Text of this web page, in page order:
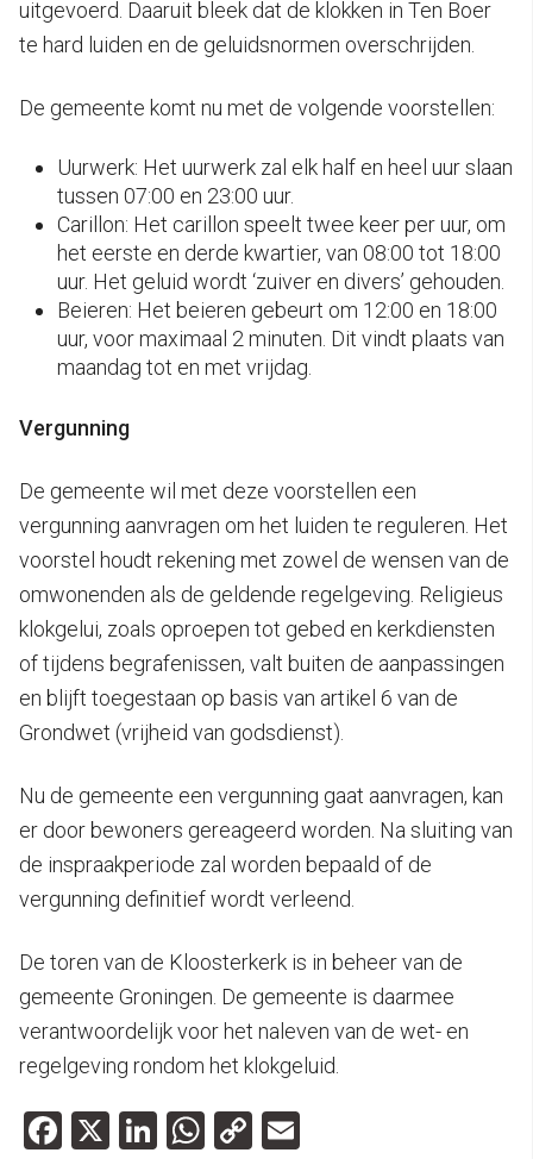
uitgevoerd. Daaruit bleek dat de klokken in Ten Boer
te hard luiden en de geluidsnormen overschrijden.
De gemeente komt nu met de volgende voorstellen:
Uurwerk: Het uurwerk zal elk half en heel uur slaan
tussen 07:00 en 23:00 uur.
Carillon: Het carillon speelt twee keer per uur, om
het eerste en derde kwartier, van 08:00 tot 18:00
uur. Het geluid wordt ‘zuiver en divers’ gehouden.
Beieren: Het beieren gebeurt om 12:00 en 18:00
uur, voor maximaal 2 minuten. Dit vindt plaats van
maandag tot en met vrijdag.
Vergunning
De gemeente wil met deze voorstellen een
vergunning aanvragen om het luiden te reguleren. Het
voorstel houdt rekening met zowel de wensen van de
omwonenden als de geldende regelgeving. Religieus
klokgelui, zoals oproepen tot gebed en kerkdiensten
of tijdens begrafenissen, valt buiten de aanpassingen
en blijft toegestaan op basis van artikel 6 van de
Grondwet (vrijheid van godsdienst).
Nu de gemeente een vergunning gaat aanvragen, kan
er door bewoners gereageerd worden. Na sluiting van
de inspraakperiode zal worden bepaald of de
vergunning definitief wordt verleend.
De toren van de Kloosterkerk is in beheer van de
gemeente Groningen. De gemeente is daarmee
verantwoordelijk voor het naleven van de wet- en
regelgeving rondom het klokgeluid.
Facebook
X LinkedIn
WhatsApp
Copy